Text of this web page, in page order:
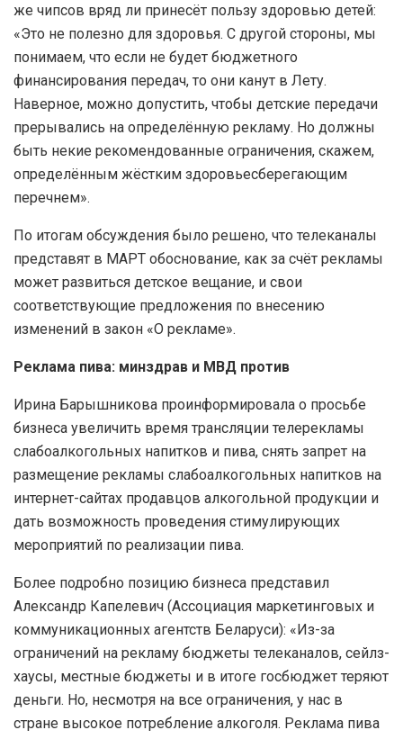
же чипсов вряд ли принесёт пользу здоровью детей:
«Это не полезно для здоровья. С другой стороны, мы
понимаем, что если не будет бюджетного
финансирования передач, то они канут в Лету.
Наверное, можно допустить, чтобы детские передачи
прерывались на определённую рекламу. Но должны
быть некие рекомендованные ограничения, скажем,
определённым жёстким здоровьесберегающим
перечнем».
По итогам обсуждения было решено, что телеканалы
представят в МАРТ обоснование, как за счёт рекламы
может развиться детское вещание, и свои
соответствующие предложения по внесению
изменений в закон «О рекламе».
Реклама пива: минздрав и МВД против
Ирина Барышникова проинформировала о просьбе
бизнеса увеличить время трансляции телерекламы
слабоалкогольных напитков и пива, снять запрет на
размещение рекламы слабоалкогольных напитков на
интернет-сайтах продавцов алкогольной продукции и
дать возможность проведения стимулирующих
мероприятий по реализации пива.
Более подробно позицию бизнеса представил
Александр Капелевич (Ассоциация маркетинговых и
коммуникационных агентств Беларуси): «Из-за
ограничений на рекламу бюджеты телеканалов, сейлз-
хаусы, местные бюджеты и в итоге госбюджет теряют
деньги. Но, несмотря на все ограничения, у нас в
стране высокое потребление алкоголя. Реклама пива